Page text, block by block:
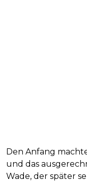
Den Anfang
und das
Wade, der später